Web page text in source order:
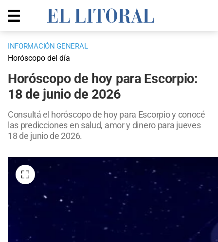
INFORMACIÓN GENERAL
Horóscopo del día
Horóscopo de hoy para Escorpio:
18 de junio de 2026
Consultá el horóscopo de hoy para Escorpio y conocé
las predicciones en salud, amor y dinero para jueves
18 de junio de 2026.